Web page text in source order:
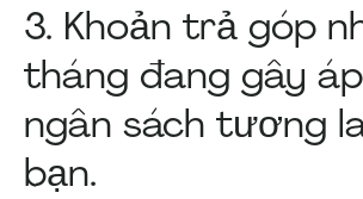
3. Khoản trả góp
tháng đang gây
ngân sách tương
bạn.